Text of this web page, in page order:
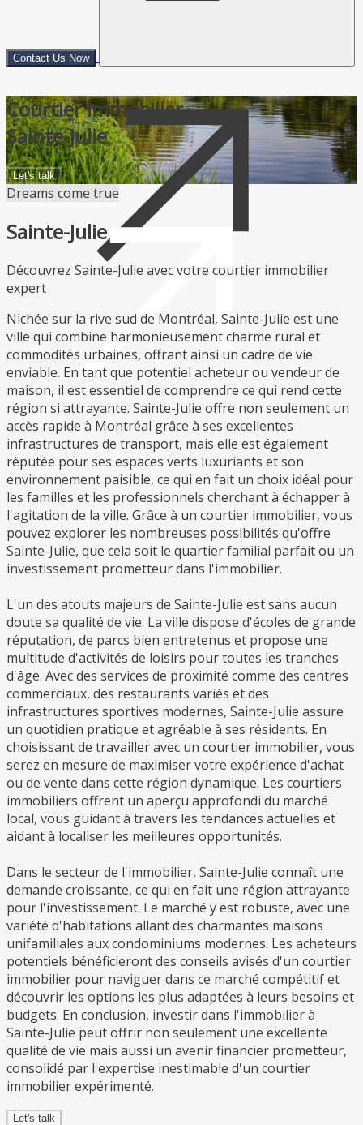
Contact Us Now
Courtier immobilier
Sainte-Julie
Let's talk
Dreams come true
Sainte-Julie
Découvrez Sainte-Julie avec votre courtier immobilier
expert
Nichée sur la rive sud de Montréal, Sainte-Julie est une
ville qui combine harmonieusement charme rural et
commodités urbaines, offrant ainsi un cadre de vie
enviable. En tant que potentiel acheteur ou vendeur de
maison, il est essentiel de comprendre ce qui rend cette
région si attrayante. Sainte-Julie offre non seulement un
accès rapide à Montréal grâce à ses excellentes
infrastructures de transport, mais elle est également
réputée pour ses espaces verts luxuriants et son
environnement paisible, ce qui en fait un choix idéal pour
les familles et les professionnels cherchant à échapper à
l'agitation de la ville. Grâce à un courtier immobilier, vous
pouvez explorer les nombreuses possibilités qu'offre
Sainte-Julie, que cela soit le quartier familial parfait ou un
investissement prometteur dans l'immobilier.
L'un des atouts majeurs de Sainte-Julie est sans aucun
doute sa qualité de vie. La ville dispose d'écoles de grande
réputation, de parcs bien entretenus et propose une
multitude d'activités de loisirs pour toutes les tranches
d'âge. Avec des services de proximité comme des centres
commerciaux, des restaurants variés et des
infrastructures sportives modernes, Sainte-Julie assure
un quotidien pratique et agréable à ses résidents. En
choisissant de travailler avec un courtier immobilier, vous
serez en mesure de maximiser votre expérience d'achat
ou de vente dans cette région dynamique. Les courtiers
immobiliers offrent un aperçu approfondi du marché
local, vous guidant à travers les tendances actuelles et
aidant à localiser les meilleures opportunités.
Dans le secteur de l'immobilier, Sainte-Julie connaît une
demande croissante, ce qui en fait une région attrayante
pour l'investissement. Le marché y est robuste, avec une
variété d'habitations allant des charmantes maisons
unifamiliales aux condominiums modernes. Les acheteurs
potentiels bénéficieront des conseils avisés d'un courtier
immobilier pour naviguer dans ce marché compétitif et
découvrir les options les plus adaptées à leurs besoins et
budgets. En conclusion, investir dans l'immobilier à
Sainte-Julie peut offrir non seulement une excellente
qualité de vie mais aussi un avenir financier prometteur,
consolidé par l'expertise inestimable d'un courtier
immobilier expérimenté.
Let's talk